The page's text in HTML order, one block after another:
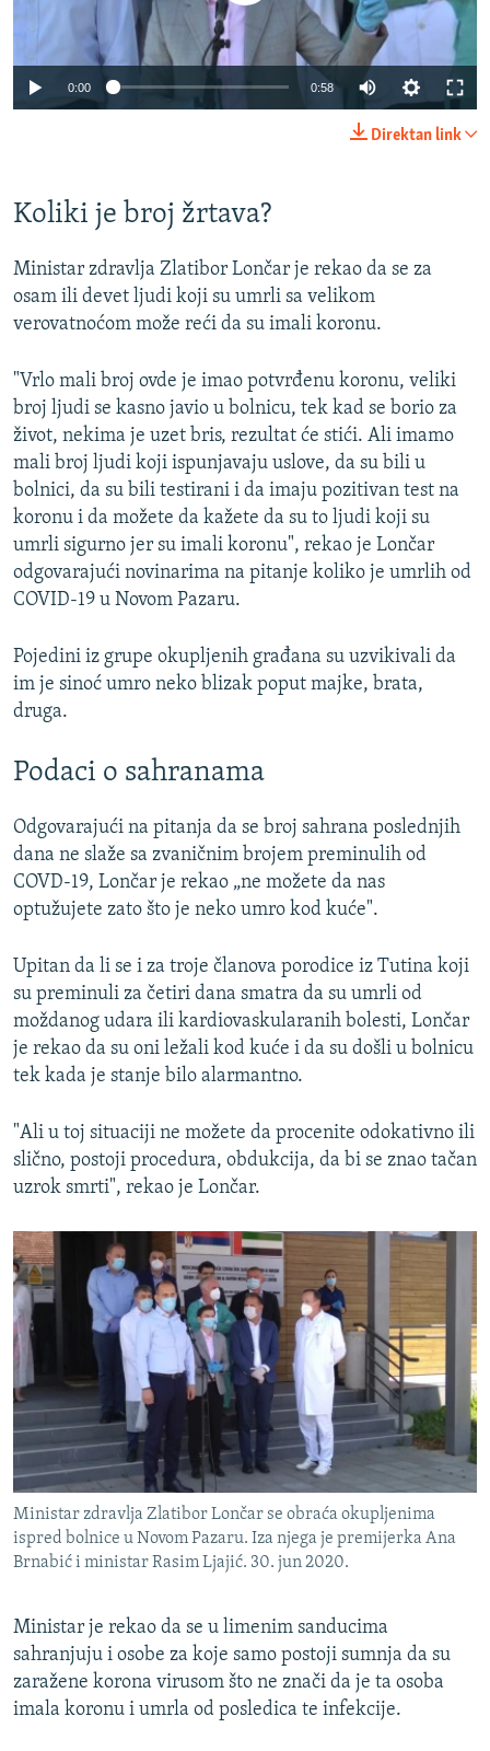
0:00 0:58
1080p
Direktan link
Koliki je broj žrtava?
Ministar zdravlja Zlatibor Lončar je rekao da se za
osam ili devet ljudi koji su umrli sa velikom
verovatnoćom može reći da su imali koronu.
"Vrlo mali broj ovde je imao potvrđenu koronu, veliki
broj ljudi se kasno javio u bolnicu, tek kad se borio za
život, nekima je uzet bris, rezultat će stići. Ali imamo
mali broj ljudi koji ispunjavaju uslove, da su bili u
bolnici, da su bili testirani i da imaju pozitivan test na
koronu i da možete da kažete da su to ljudi koji su
umrli sigurno jer su imali koronu", rekao je Lončar
odgovarajući novinarima na pitanje koliko je umrlih od
COVID-19 u Novom Pazaru.
Pojedini iz grupe okupljenih građana su uzvikivali da
im je sinoć umro neko blizak poput majke, brata,
druga.
Podaci o sahranama
Odgovarajući na pitanja da se broj sahrana poslednjih
dana ne slaže sa zvaničnim brojem preminulih od
COVD-19, Lončar je rekao „ne možete da nas
optužujete zato što je neko umro kod kuće".
Upitan da li se i za troje članova porodice iz Tutina koji
su preminuli za četiri dana smatra da su umrli od
moždanog udara ili kardiovaskularanih bolesti, Lončar
je rekao da su oni ležali kod kuće i da su došli u bolnicu
tek kada je stanje bilo alarmantno.
"Ali u toj situaciji ne možete da procenite odokativno ili
slično, postoji procedura, obdukcija, da bi se znao tačan
uzrok smrti", rekao je Lončar.
Ministar zdravlja Zlatibor Lončar se obraća okupljenima
ispred bolnice u Novom Pazaru. Iza njega je premijerka Ana
Brnabić i ministar Rasim Ljajić. 30. jun 2020.
Ministar je rekao da se u limenim sanducima
sahranjuju i osobe za koje samo postoji sumnja da su
zaražene korona virusom što ne znači da je ta osoba
imala koronu i umrla od posledica te infekcije.